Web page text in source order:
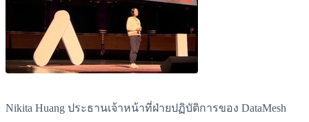
Nikita Huang ประธานเจ้าหน้าที่ฝ่ายปฏิบัติการของ DataMesh